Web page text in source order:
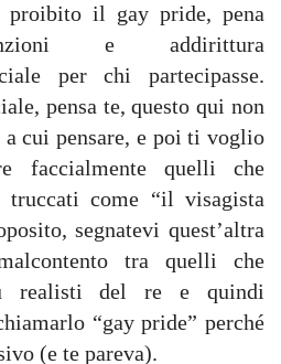
proibito il gay pride, pena
e addirittura
per chi partecipasse.
pensa te, questo qui non
a cui pensare, e poi ti voglio
faccialmente quelli che
come “il visagista
segnatevi quest’altra
tra quelli che
realisti del re e quindi
“gay pride” perché
(e te pareva).